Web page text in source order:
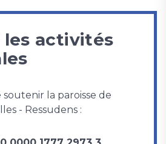
activités
soutenir la paroisse de
- Ressudens :